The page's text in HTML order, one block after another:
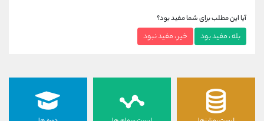
آیا این مطلب برای شما مفید بود؟
بله ، مفید بود خیر ، مفید نبود